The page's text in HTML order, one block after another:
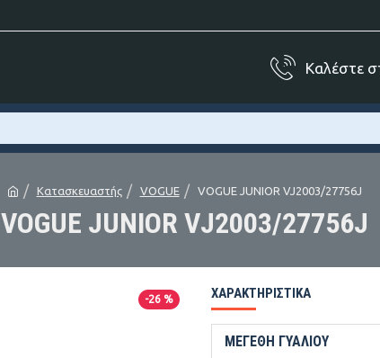
Καλέστε
Κατασκευαστής VOGUE VOGUE JUNIOR VJ2003/27756J
VOGUE JUNIOR VJ2003/27756J
-26 % ΧΑΡΑΚΤΗΡΙΣΤΙΚΆ
ΜΕΓΈΘΗ ΓΥΑΛΙΟΎ